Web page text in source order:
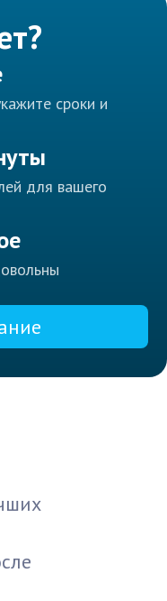
сроки и
для вашего